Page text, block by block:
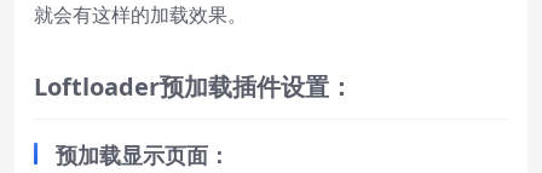
就会有这样的加载效果。
Loftloader预加载插件设置：
预加载显示页面：